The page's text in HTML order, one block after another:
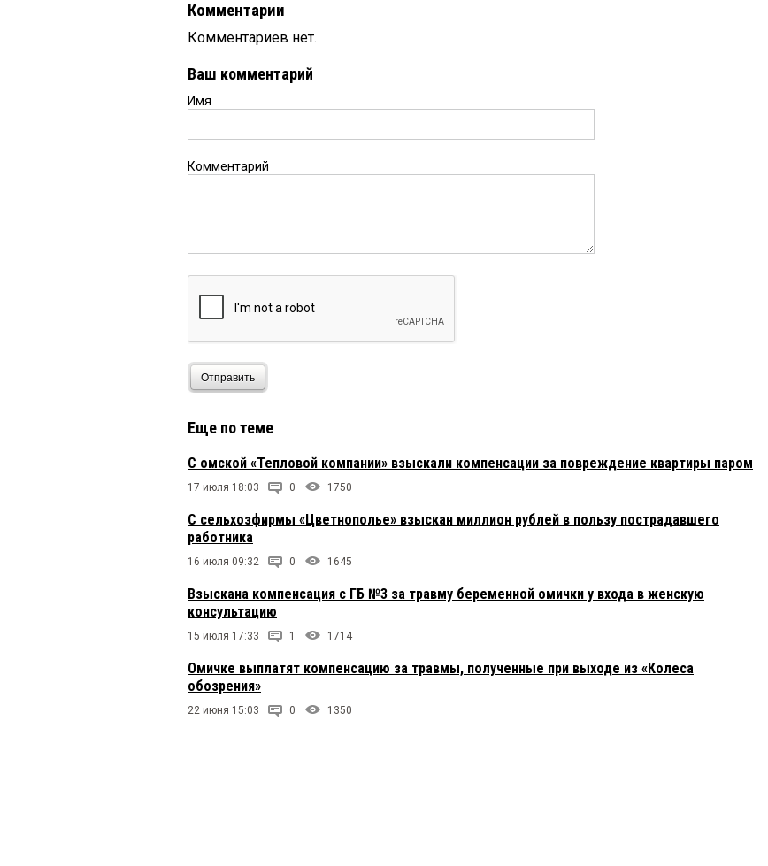
Комментарии
Комментариев нет.
Ваш комментарий
Имя
Комментарий
Отправить
Еще по теме
С омской «Тепловой компании» взыскали компенсации за повреждение квартиры паром
17 июля 18:03 0 1750
C сельхозфирмы «Цветнополье» взыскан миллион рублей в пользу пострадавшего
работника
16 июля 09:32 0 1645
Взыскана компенсация с ГБ №3 за травму беременной омички у входа в женскую
консультацию
15 июля 17:33 1 1714
Омичке выплатят компенсацию за травмы, полученные при выходе из «Колеса
обозрения»
22 июня 15:03 0 1350